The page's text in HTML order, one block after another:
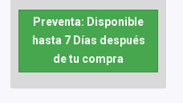
Preventa: Disponible
hasta 7 Días después
de tu compra